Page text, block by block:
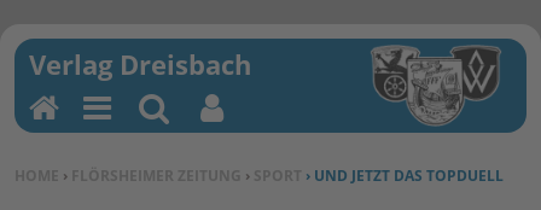
SIE BEFINDEN SICH HIER:
HOME › FLÖRSHEIMER ZEITUNG › SPORT › UND JETZT DAS TOPDUELL
H
o
M
en
Su
ch
Be
nu